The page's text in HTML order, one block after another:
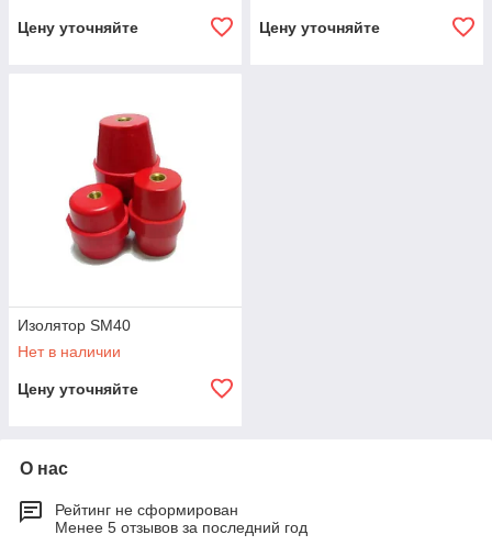
Цену уточняйте Цену уточняйте
Изолятор SM40
Нет в наличии
Цену уточняйте
О нас
Рейтинг не сформирован
Менее 5 отзывов за последний год